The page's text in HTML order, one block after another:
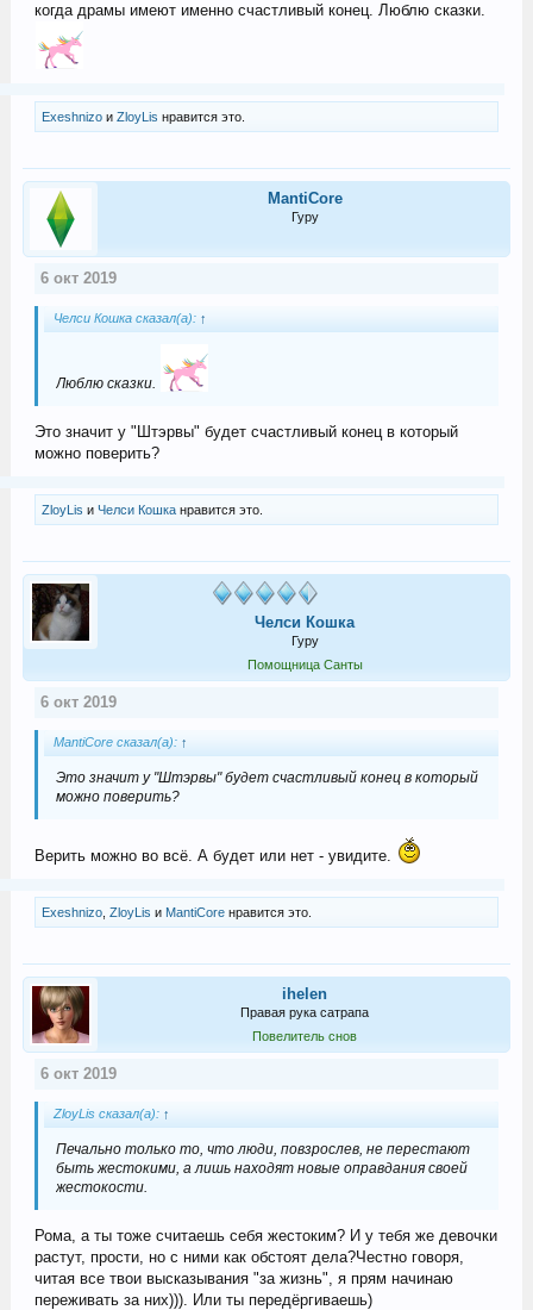
когда драмы имеют именно счастливый конец. Люблю сказки.
Exeshnizoи ZloyLis нравится это.
MantiCore
Гуру
6 окт 2019
Челси Кошка сказал(а): ↑
Люблю сказки.
Это значит у "Штэрвы" будет счастливый конец в который
можно поверить?
ZloyLis и Челси Кошканравится это.
Челси Кошка
Гуру
Помощница Санты
6 окт 2019
MantiCore сказал(а): ↑
Это значит у "Штэрвы" будет счастливый конец в который
можно поверить?
Верить можно во всё. А будет или нет - увидите.
Exeshnizo, ZloyLis и MantiCoreнравится это.
ihelen
Правая рука сатрапа
Повелитель снов
6 окт 2019
ZloyLis сказал(а): ↑
Печально только то, что люди, повзрослев, не перестают
быть жестокими, а лишь находят новые оправдания своей
жестокости.
Рома, а ты тоже считаешь себя жестоким? И у тебя же девочки
растут, прости, но с ними как обстоят дела?Честно говоря,
читая все твои высказывания "за жизнь", я прям начинаю
переживать за них))). Или ты передёргиваешь)